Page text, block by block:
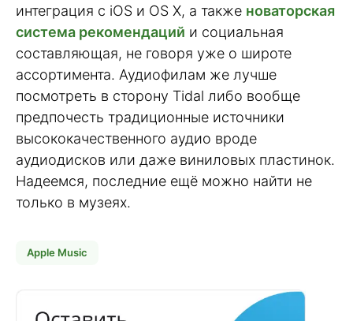
интеграция с iOS и OS X, а также новаторская
система рекомендаций и социальная
составляющая, не говоря уже о широте
ассортимента. Аудиофилам же лучше
посмотреть в сторону Tidal либо вообще
предпочесть традиционные источники
высококачественного аудио вроде
аудиодисков или даже виниловых пластинок.
Надеемся, последние ещё можно найти не
только в музеях.
Apple Music